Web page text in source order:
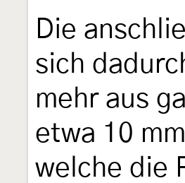
Die
sich
mehr aus
etwa 10
welche die